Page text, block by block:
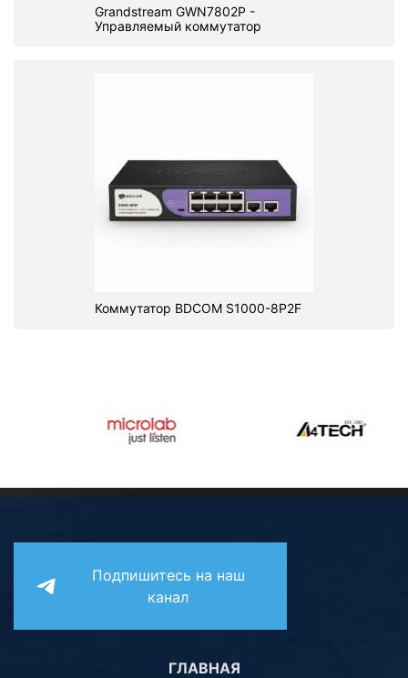
Grandstream GWN7802P -
Управляемый коммутатор
Коммутатор BDCOM S1000-8P2F
Подпишитесь на наш
канал
ГЛАВНАЯ